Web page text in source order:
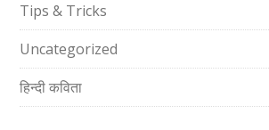
Tips & Tricks
Uncategorized
हिन्दी कविता